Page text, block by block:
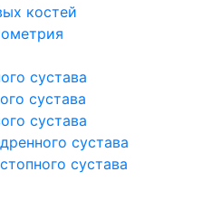
костей
сустава
сустава
сустава
сустава
сустава